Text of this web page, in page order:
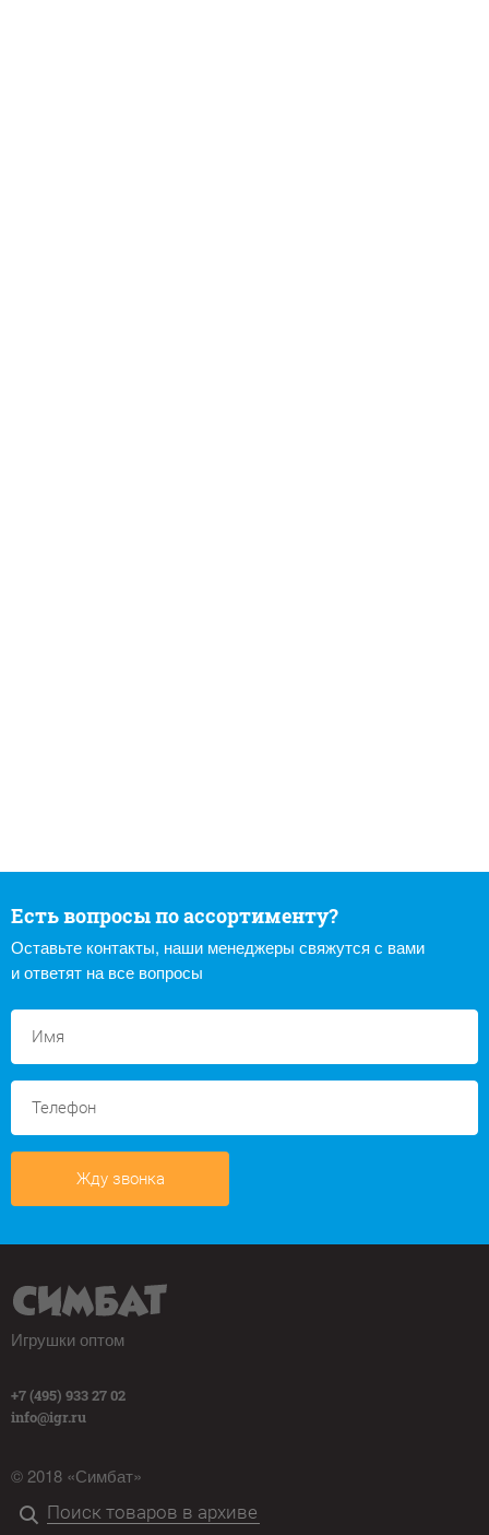
Есть вопросы по ассортименту?
Оставьте контакты, наши менеджеры свяжутся с вами
и ответят на все вопросы
Жду звонка
Игрушки оптом
+7 (495) 933 27 02
info@igr.ru
© 2018 «Симбат»